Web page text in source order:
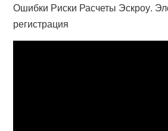
Ошибки Риски Расчеты Эскроу.
регистрация